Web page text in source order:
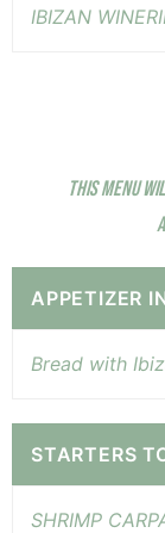
IBIZAN
THIS MENU
APPETIZER
Bread with
STARTERS
SHRIMP